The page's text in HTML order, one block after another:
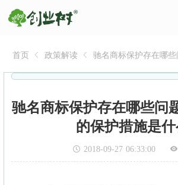
首页 政策解读
驰名商标保护存在哪些
什么
驰名商标保护存在哪些问
的保护措施是
2018-09-27 06:33:00